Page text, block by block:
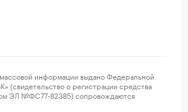
информации выдано Федеральной
(свидетельство о регистрации средства
ЭЛ №ФС77-82385) сопровождаются